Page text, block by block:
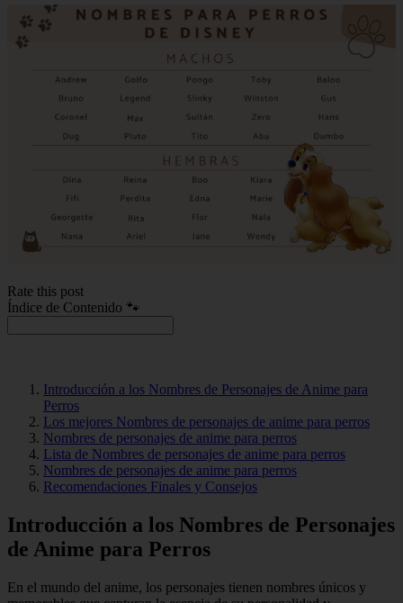
Rate this post
Índice de Contenido 🐾
Introducción a los Nombres de Personajes de Anime para
Perros
Los mejores Nombres de personajes de anime para perros
Nombres de personajes de anime para perros
Lista de Nombres de personajes de anime para perros
Nombres de personajes de anime para perros
Recomendaciones Finales y Consejos
Introducción a los Nombres de Personajes
de Anime para Perros
En el mundo del anime, los personajes tienen nombres únicos y